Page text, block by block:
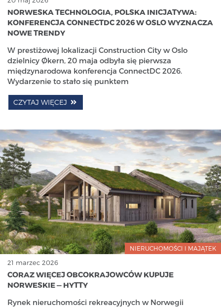
NORWESKA TECHNOLOGIA, POLSKA INICJATYWA:
KONFERENCJA CONNECTDC 2026 W OSLO WYZNACZA
NOWE TRENDY
W prestiżowej lokalizacji Construction City w Oslo
dzielnicy Økern, 20 maja odbyła się pierwsza
międzynarodowa konferencja ConnectDC 2026.
Wydarzenie to stało się punktem
CZYTAJ WIĘCEJ
NIERUCHOMOŚCI I MAJĄTEK
21 marzec 2026
CORAZ WIĘCEJ OBCOKRAJOWCÓW KUPUJE
NORWESKIE — HYTTY
Rynek nieruchomości rekreacyjnych w Norwegii